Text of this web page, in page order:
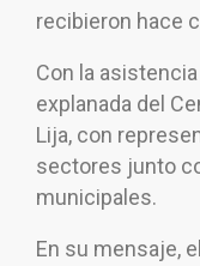
recibieron hace
Con la
explanada del
Lija, con
sectores junto
municipales.
En su mensaje,